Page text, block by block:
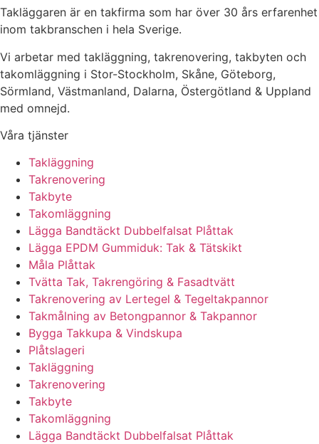
Takläggaren är en takfirma som har över 30 års erfarenhet
inom takbranschen i hela Sverige.
Vi arbetar med takläggning, takrenovering, takbyten och
takomläggning i Stor-Stockholm, Skåne, Göteborg,
Sörmland, Västmanland, Dalarna, Östergötland & Uppland
med omnejd.
Våra tjänster
Takläggning
Takrenovering
Takbyte
Takomläggning
Lägga Bandtäckt Dubbelfalsat Plåttak
Lägga EPDM Gummiduk: Tak & Tätskikt
Måla Plåttak
Tvätta Tak, Takrengöring & Fasadtvätt
Takrenovering av Lertegel & Tegeltakpannor
Takmålning av Betongpannor & Takpannor
Bygga Takkupa & Vindskupa
Plåtslageri
Takläggning
Takrenovering
Takbyte
Takomläggning
Lägga Bandtäckt Dubbelfalsat Plåttak